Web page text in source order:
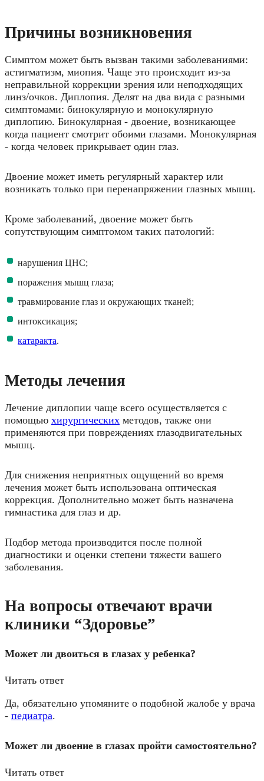
Причины возникновения
Симптом может быть вызван такими заболеваниями:
астигматизм, миопия. Чаще это происходит из-за
неправильной коррекции зрения или неподходящих
линз/очков. Диплопия. Делят на два вида с разными
симптомами: бинокулярную и монокулярную
диплопию. Бинокулярная - двоение, возникающее
когда пациент смотрит обоими глазами. Монокулярная
- когда человек прикрывает один глаз.
Двоение может иметь регулярный характер или
возникать только при перенапряжении глазных мышц.
Кроме заболеваний, двоение может быть
сопутствующим симптомом таких патологий:
нарушения ЦНС;
поражения мышц глаза;
травмирование глаз и окружающих тканей;
интоксикация;
катаракта.
Методы лечения
Лечение диплопии чаще всего осуществляется с
помощью хирургических методов, также они
применяются при повреждениях глазодвигательных
мышц.
Для снижения неприятных ощущений во время
лечения может быть использована оптическая
коррекция. Дополнительно может быть назначена
гимнастика для глаз и др.
Подбор метода производится после полной
диагностики и оценки степени тяжести вашего
заболевания.
На вопросы отвечают врачи
клиники “Здоровье”
Может ли двоиться в глазах у ребенка?
Читать ответ
Да, обязательно упомяните о подобной жалобе у врача
- педиатра.
Может ли двоение в глазах пройти самостоятельно?
Читать ответ